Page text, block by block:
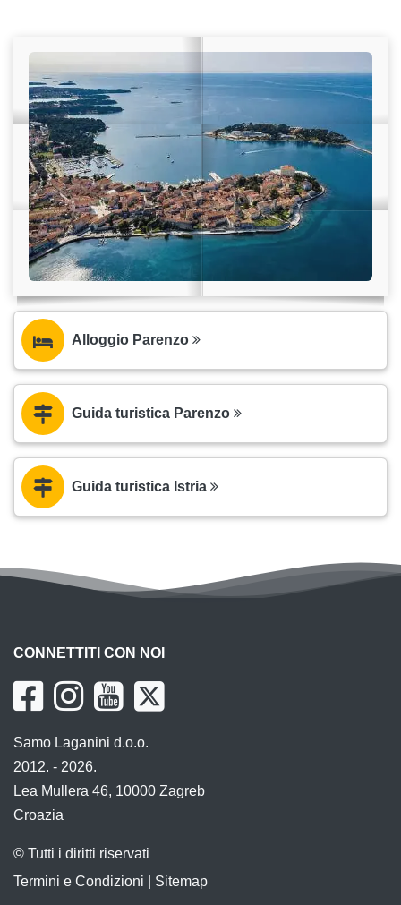
Alloggio Parenzo
Guida turistica Parenzo
Guida turistica Istria
CONNETTITI CON NOI
Samo Laganini d.o.o.
2012. - 2026.
Lea Mullera 46, 10000 Zagreb
Croazia
© Tutti i diritti riservati
Termini e Condizioni
Sitemap